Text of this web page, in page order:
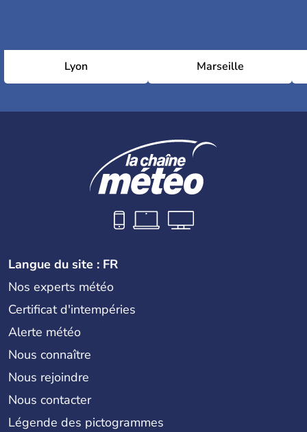
Lyon Marseille
Langue du site : FR
Nos experts météo
Certificat d'intempéries
Alerte météo
Nous connaître
Nous rejoindre
Nous contacter
Légende des pictogrammes